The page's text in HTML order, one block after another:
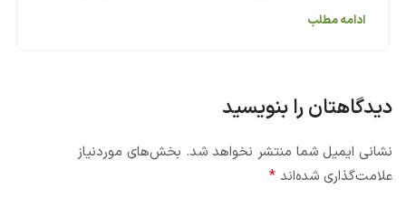
ادامه مطلب
دیدگاهتان را بنویسید
نشانی ایمیل شما منتشر نخواهد شد. بخش‌های موردنیاز
علامت‌گذاری شده‌اند *